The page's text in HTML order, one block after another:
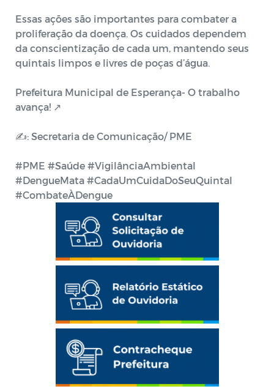
Essas ações são importantes para combater a
proliferação da doença. Os cuidados dependem
da conscientização de cada um, mantendo seus
quintais limpos e livres de poças d’água.
Prefeitura Municipal de Esperança- O trabalho
avança! ↗️
✍️: Secretaria de Comunicação/ PME
#PME #Saúde #VigilânciaAmbiental
#DengueMata #CadaUmCuidaDoSeuQuintal
#CombateÀDengue